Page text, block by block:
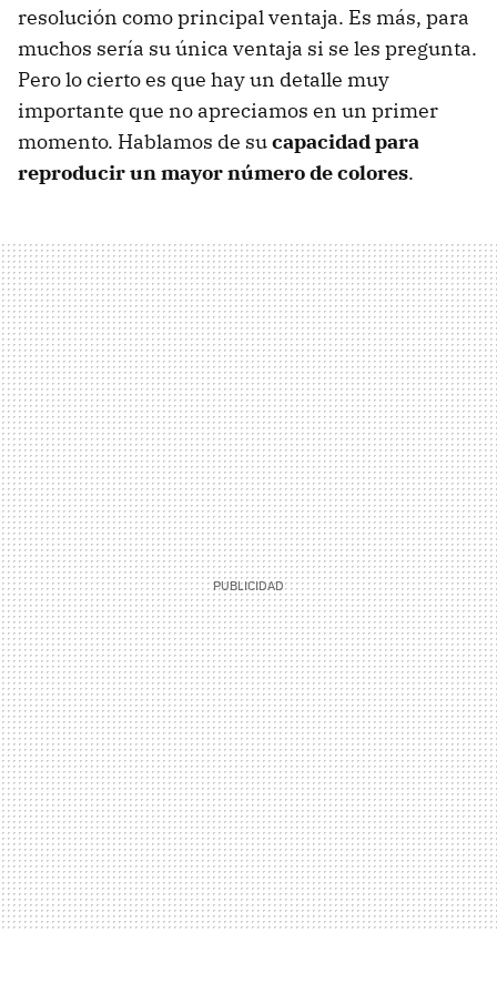
resolución como principal ventaja. Es más, para
muchos sería su única ventaja si se les pregunta.
Pero lo cierto es que hay un detalle muy
importante que no apreciamos en un primer
momento. Hablamos de sucapacidad para
reproducir un mayor número de colores.